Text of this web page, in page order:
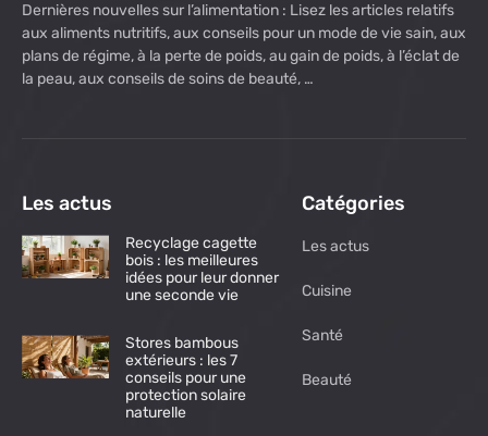
Dernières nouvelles sur l’alimentation : Lisez les articles relatifs
aux aliments nutritifs, aux conseils pour un mode de vie sain, aux
plans de régime, à la perte de poids, au gain de poids, à l’éclat de
la peau, aux conseils de soins de beauté, …
Les actus
Recyclage cagette
bois : les meilleures
idées pour leur donner
une seconde vie
Stores bambous
extérieurs : les 7
conseils pour une
protection solaire
naturelle
Catégories
Les actus
Cuisine
Santé
Beauté